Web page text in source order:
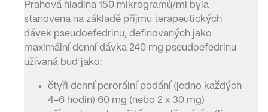
Prahová hladina 150 mikrogramů/ml byla
stanovena na základě příjmu terapeutických
dávek pseudoefedrinu, definovaných jako
maximální denní dávka 240 mg pseudoefedrinu
užívaná buď jako:
čtyři denní perorální podání (jedno každých
4-6 hodin) 60 mg (nebo 2 x 30 mg)